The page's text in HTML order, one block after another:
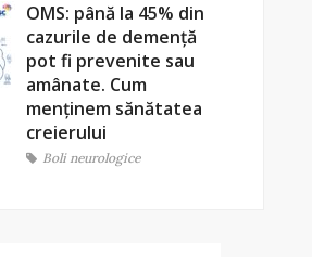
OMS: până la 45% din
cazurile de demență
pot fi prevenite sau
amânate. Cum
menținem sănătatea
creierului
Boli neurologice